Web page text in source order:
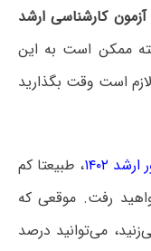
کارشناسی ارشد
ممکن است به این
است وقت بگذارید
۱۴۰۲
، طبیعتا کم
رفت. موقعی که
می‌توانید درصد